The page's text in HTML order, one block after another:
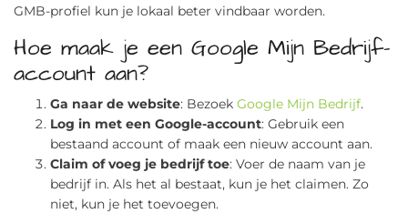
GMB-profiel kun je lokaal beter vindbaar worden.
Hoe maak je een Google Mijn Bedrijf-
account aan?
Ga naar de website: Bezoek Google Mijn Bedrijf.
Log in met een Google-account: Gebruik een
bestaand account of maak een nieuw account aan.
Claim of voeg je bedrijf toe: Voer de naam van je
bedrijf in. Als het al bestaat, kun je het claimen. Zo
niet, kun je het toevoegen.